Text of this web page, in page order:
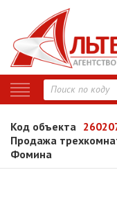
Код объекта
Продажа
Фомина